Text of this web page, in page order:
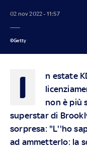
02 nov 2022 - 11:57
©Getty
I
n estate
non è più
superstar di
sorpresa: "L''ho
ad ammetterlo: la